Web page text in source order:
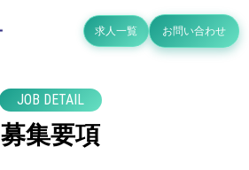
求人一覧 お問い合わせ
JOB DETAIL
募集要項